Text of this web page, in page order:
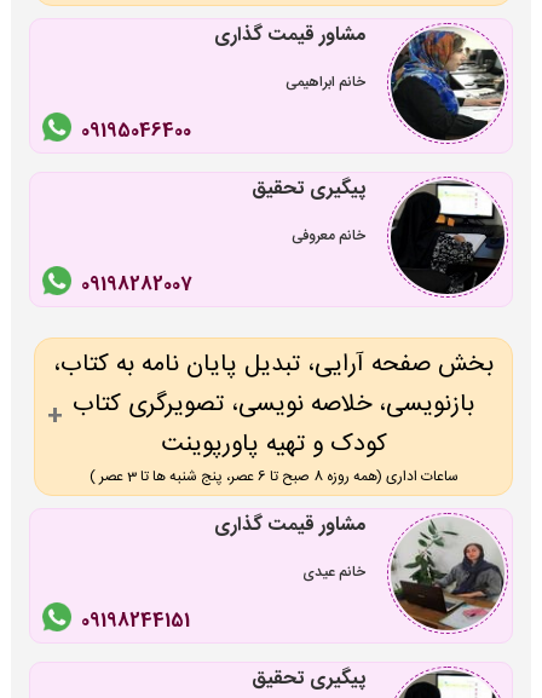
مشاور قیمت گذاری
خانم ابراهیمی
09195046400
پیگیری تحقیق
خانم معروفی
09198282007
بخش صفحه آرایی، تبدیل پایان نامه به کتاب،
بازنویسی، خلاصه نویسی، تصویرگری کتاب
کودک و تهیه پاورپوینت
ساعات اداری (همه روزه 8 صبح تا 6 عصر، پنج شنبه ها تا 3 عصر )
مشاور قیمت گذاری
خانم عیدی
09198244151
پیگیری تحقیق